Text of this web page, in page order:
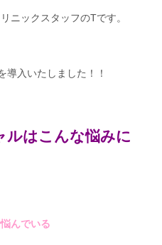
ニックスタッフのTです。
導入いたしました！！
はこんな悩みに
んでいる